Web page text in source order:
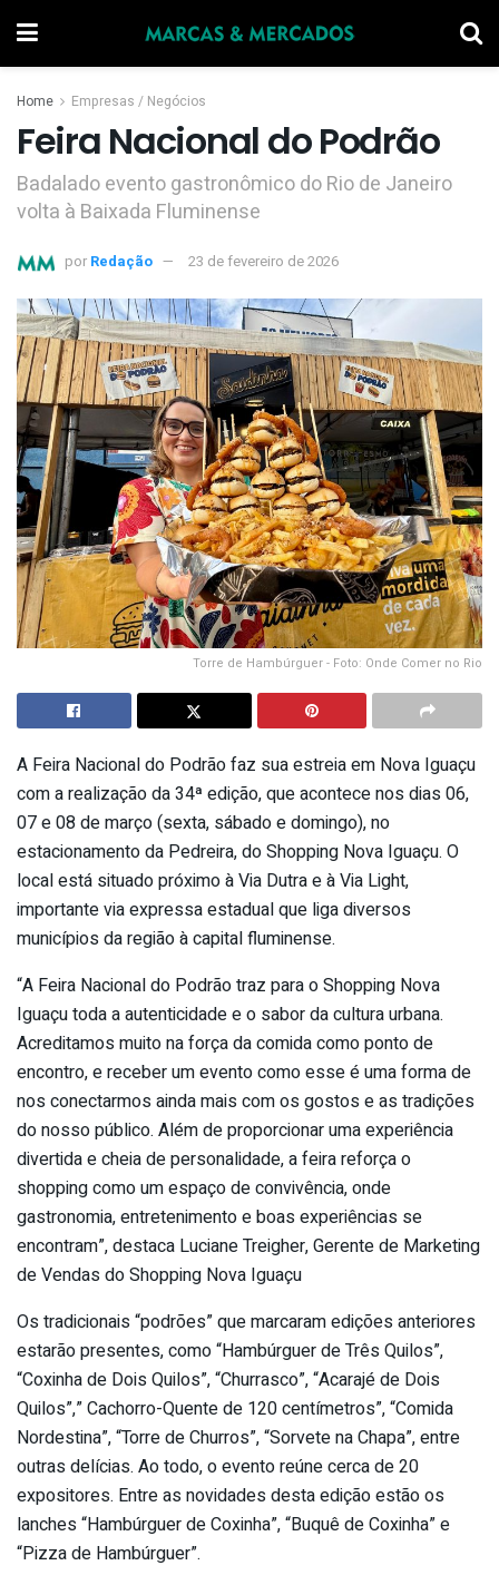
Home Empresas / Negócios
Feira Nacional do Podrão
Badalado evento gastronômico do Rio de Janeiro
volta à Baixada Fluminense
por Redação 23 de fevereiro de 2026
Torre de Hambúrguer - Foto: Onde Comer no Rio
A Feira Nacional do Podrão faz sua estreia em Nova Iguaçu
com a realização da 34ª edição, que acontece nos dias 06,
07 e 08 de março (sexta, sábado e domingo), no
estacionamento da Pedreira, do Shopping Nova Iguaçu. O
local está situado próximo à Via Dutra e à Via Light,
importante via expressa estadual que liga diversos
municípios da região à capital fluminense.
“A Feira Nacional do Podrão traz para o Shopping Nova
Iguaçu toda a autenticidade e o sabor da cultura urbana.
Acreditamos muito na força da comida como ponto de
encontro, e receber um evento como esse é uma forma de
nos conectarmos ainda mais com os gostos e as tradições
do nosso público. Além de proporcionar uma experiência
divertida e cheia de personalidade, a feira reforça o
shopping como um espaço de convivência, onde
gastronomia, entretenimento e boas experiências se
encontram”, destaca Luciane Treigher, Gerente de Marketing
de Vendas do Shopping Nova Iguaçu
Os tradicionais “podrões” que marcaram edições anteriores
estarão presentes, como “Hambúrguer de Três Quilos”,
“Coxinha de Dois Quilos”, “Churrasco”, “Acarajé de Dois
Quilos”,” Cachorro-Quente de 120 centímetros”, “Comida
Nordestina”, “Torre de Churros”, “Sorvete na Chapa”, entre
outras delícias. Ao todo, o evento reúne cerca de 20
expositores. Entre as novidades desta edição estão os
lanches “Hambúrguer de Coxinha”, “Buquê de Coxinha” e
“Pizza de Hambúrguer”.